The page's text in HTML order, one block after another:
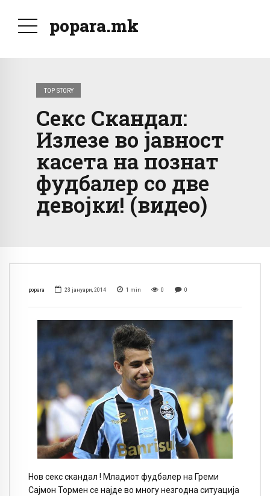
popara.mk
TOP STORY
Секс Скандал:
Излезе во јавност
касета на познат
фудбалер со две
девојки! (видео)
popara 23 јануари, 2014 1 min 0 0
Нов секс скандал ! Младиот фудбалер на Греми
Сајмон Тормен се најде во многу незгодна ситуација